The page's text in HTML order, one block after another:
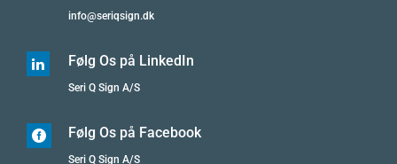
info@seriqsign.dk
 Følg Os på LinkedIn
Seri Q Sign A/S
 Følg Os på Facebook
Seri Q Sign A/S